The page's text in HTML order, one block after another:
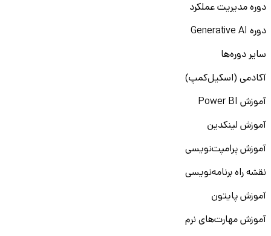
دوره مدیریت عملکرد
دوره Generative AI
سایر دوره‌ها
آکادمی (اسکیل‌کمپ)
آموزش Power BI
آموزش لینکدین
آموزش پرامپت‌نویسی
نقشه راه برنامه‌نویسی
آموزش پایتون
آموزش مهارت‌های نرم